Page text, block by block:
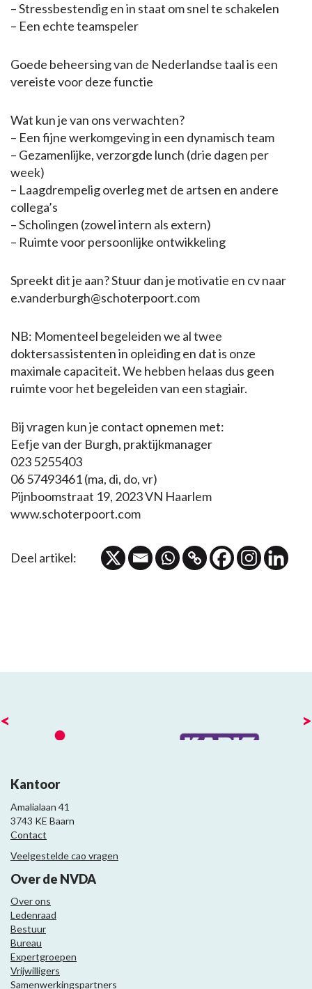
– Stressbestendig en in staat om snel te schakelen
– Een echte teamspeler
Goede beheersing van de Nederlandse taal is een
vereiste voor deze functie
Wat kun je van ons verwachten?
– Een fijne werkomgeving in een dynamisch team
– Gezamenlijke, verzorgde lunch (drie dagen per
week)
– Laagdrempelig overleg met de artsen en andere
collega’s
– Scholingen (zowel intern als extern)
– Ruimte voor persoonlijke ontwikkeling
Spreekt dit je aan? Stuur dan je motivatie en cv naar
e.vanderburgh@schoterpoort.com
NB: Momenteel begeleiden we al twee
doktersassistenten in opleiding en dat is onze
maximale capaciteit. We hebben helaas dus geen
ruimte voor het begeleiden van een stagiair.
Bij vragen kun je contact opnemen met:
Eefje van der Burgh, praktijkmanager
023 5255403
06 57493461 (ma, di, do, vr)
Pijnboomstraat 19, 2023 VN Haarlem
www.schoterpoort.com
Deel artikel:
< >
Kantoor
Amalialaan 41
3743 KE Baarn
Contact
Veelgestelde cao vragen
Over de NVDA
Over ons
Ledenraad
Bestuur
Bureau
Expertgroepen
Vrijwilligers
Samenwerkingspartners